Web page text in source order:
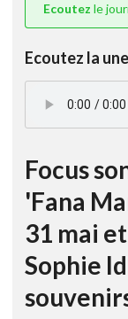
Ecoutez le
Ecoutez la
Focus
'Fana
31 mai
Sophie